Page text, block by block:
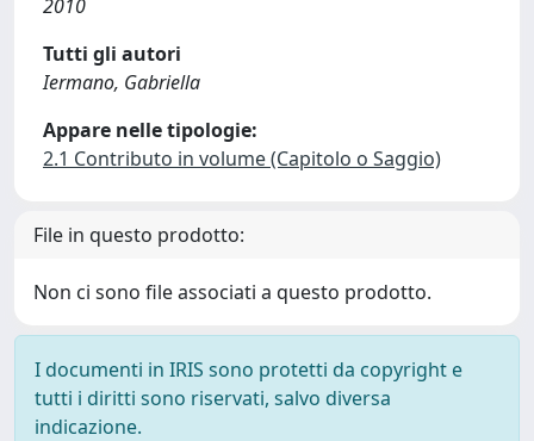
2010
Tutti gli autori
Iermano, Gabriella
Appare nelle tipologie:
2.1 Contributo in volume (Capitolo o Saggio)
File in questo prodotto:
Non ci sono file associati a questo prodotto.
I documenti in IRIS sono protetti da copyright e
tutti i diritti sono riservati, salvo diversa
indicazione.